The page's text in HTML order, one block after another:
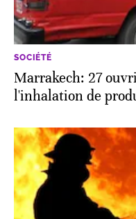
SOCIÉTÉ
Marrakech: 27
l'inhalation de